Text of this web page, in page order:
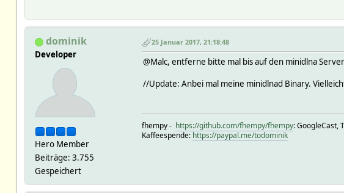
dominik
Developer
Hero Member
Beiträge: 3.755
Gespeichert
25 Januar 2017, 21:18:48
@Malc, entferne bitte mal bis auf den minidlna
//Update: Anbei mal meine minidlnad Binary.
fhempy - https://github.com/fhempy/fhempy: GoogleCast,
Kaffeespende: https://paypal.me/todominik